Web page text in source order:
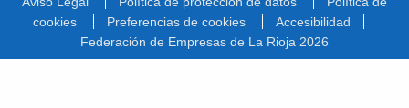
cookies
Preferencias de cookies
Accesibilidad
Federación de Empresas de La Rioja 2026